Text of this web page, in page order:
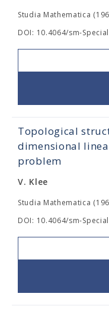
Studia Mathematica
DOI: 10.4064/sm-
Topological
dimensional
problem
V. Klee
Studia Mathematica
DOI: 10.4064/sm-